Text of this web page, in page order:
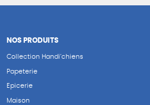
NOS PRODUITS
Collection Handi’chiens
Papeterie
Epicerie
Maison